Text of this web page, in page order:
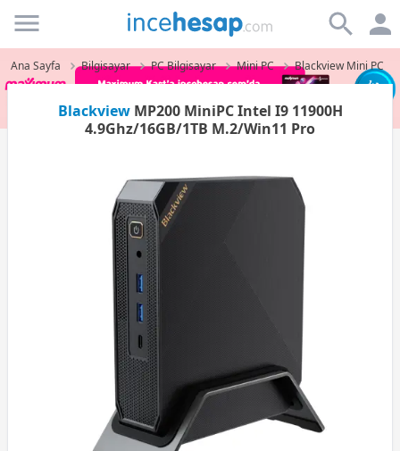
Incehesap
Ana Sayfa Bilgisayar PC Bilgisayar Mini PC Blackview Mini PC
BlackviewMP200 MiniPC Intel I9 11900H
4.9Ghz/16GB/1TB M.2/Win11 Pro